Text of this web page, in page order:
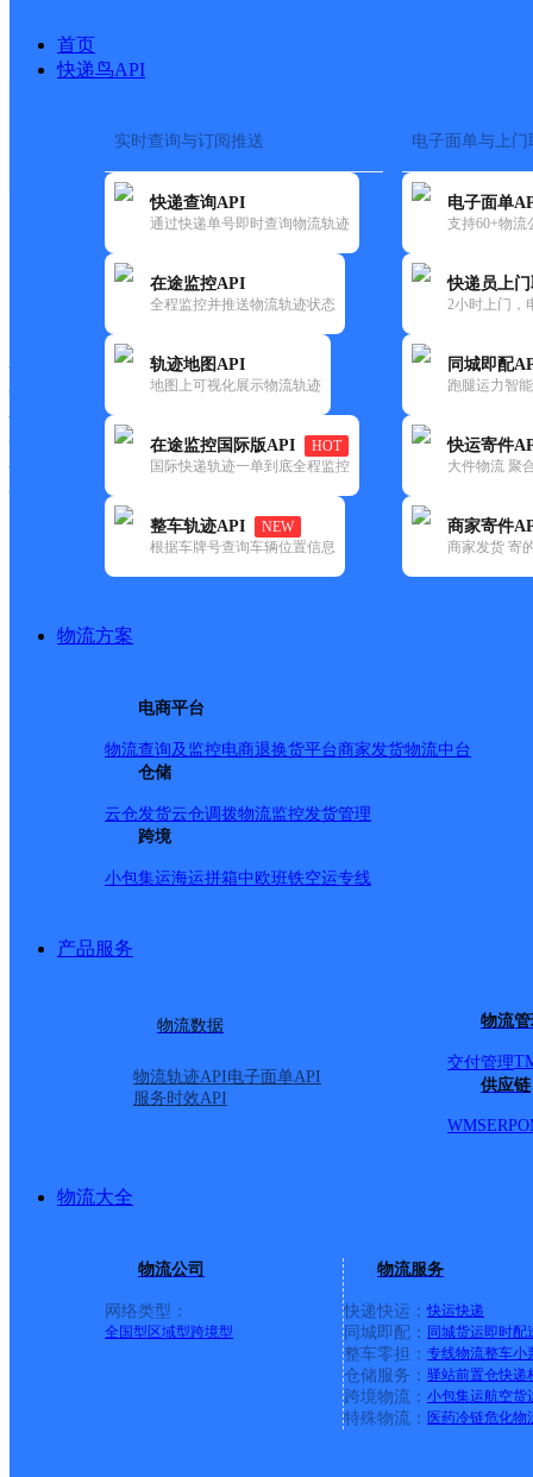
首页
快递鸟API
实时查询与订阅推送
快递查询API
通过快递单号即时查询物流轨迹
在途监控API
全程监控并推送物流轨迹状态
轨迹地图API
地图上可视化展示物流轨迹
在途监控国际版API
HOT
国际快递轨迹一单到底全程监控
整车轨迹API
NEW
根据车牌号查询车辆位置信息
电子面单与上门
电子面单
支持60+物流
快递员上
2小时上门，
同城即配
跑腿运力智
快运寄件
大件物流 聚
商家寄件
商家发货 寄
物流方案
电商平台
物流查询及监控电商退换货平台商家发货物流中台
仓储
云仓发货云仓调拨物流监控发货管理
跨境
小包集运海运拼箱中欧班铁空运专线
产品服务
物流数据
物流轨迹API电子面单API
服务时效API
物流
交付管理
供应链
WMSERP
物流大全
物流公司
网络类型：
全国型 区域型跨境型
物流服务
快递快运： 快运快递
同城即配： 同城货运即时配
整车零担： 专线物流整车小
仓储服务： 驿站前置仓快递
跨境物流： 小包集运航空货
特殊物流： 医药冷链危化物
快递大全> 快递网
快运大全 快递时效
网点筛选
中通快递(7)
昌图县(35)
韵达速递,铁岭市,快递网
银河物流园韵达快递办公
派送范围:昌图县：县城
镇；老城镇；文化大街
庆路；滨河南路；北环
影院街；步行街；仿古
街；北山路；城关街；
树镇；付家镇；山与城